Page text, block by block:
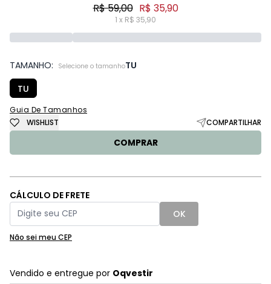
R$ 59,00 R$ 35,90
1 x R$ 35,90
TAMANHO: Selecione o tamanhoTU
TU
COMPRAR
WISHLIST COMPARTILHAR
Guia De Tamanhos
CÁLCULO DE FRETE
OK
Não sei meu CEP
Vendido e entregue por Oqvestir